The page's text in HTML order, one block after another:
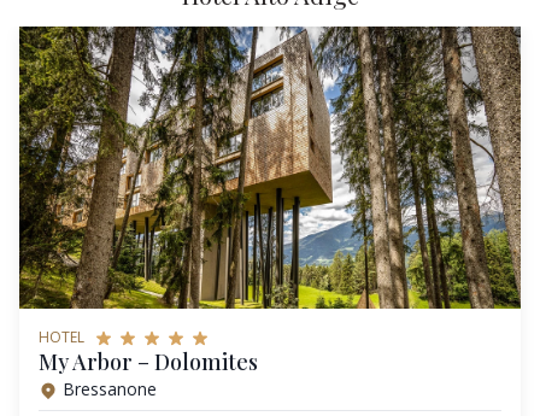
HOTEL
My Arbor – Dolomites
Bressanone